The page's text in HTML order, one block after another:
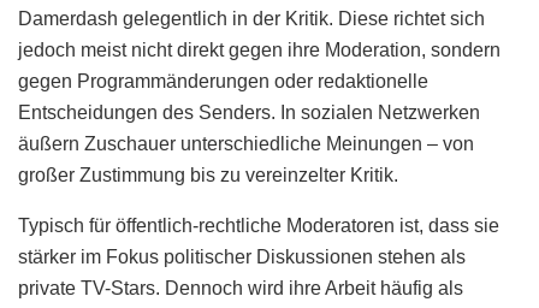
Damerdash gelegentlich in der Kritik. Diese richtet sich
jedoch meist nicht direkt gegen ihre Moderation, sondern
gegen Programmänderungen oder redaktionelle
Entscheidungen des Senders. In sozialen Netzwerken
äußern Zuschauer unterschiedliche Meinungen – von
großer Zustimmung bis zu vereinzelter Kritik.
Typisch für öffentlich-rechtliche Moderatoren ist, dass sie
stärker im Fokus politischer Diskussionen stehen als
private TV-Stars. Dennoch wird ihre Arbeit häufig als